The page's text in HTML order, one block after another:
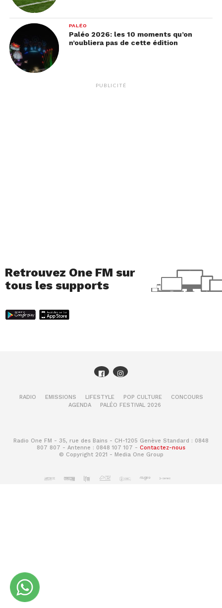
PALÉO
Paléo 2026: les 10 moments qu’on
n’oubliera pas de cette édition
PUBLICITÉ
Retrouvez One FM sur
tous les supports
RADIO EMISSIONS LIFESTYLE POP CULTURE
CONCOURS
AGENDA
PALÉO FESTIVAL 2026
Radio One FM - 35, rue des Bains - CH-1205 Genève Standard : 0848
807 807 - Antenne : 0848 107 107 - Contactez-nous
© Copyright 2021 - Media One Group